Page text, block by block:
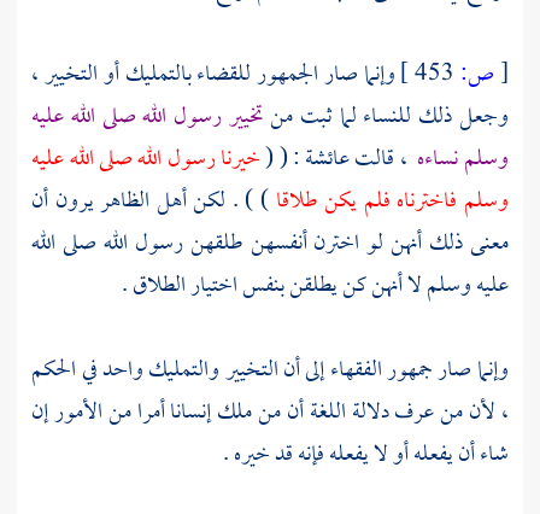
[ص:
وإنما صار الجمهور للقضاء بالتمليك أو التخيير ،
وجعل ذلك للنساء لما ثبت منتخيير رسول الله صلى الله عليه
وسلم نساءه ، قالتعائشة: ( (خيرنا رسول الله صلى الله عليه
وسلم فاخترناه فلم يكن طلاقا) ) . لكن أهل الظاهر يرون أن
معنى ذلك أنهن لو اخترن أنفسهن طلقهن رسول الله صلى الله
عليه وسلم لا أنهن كن يطلقن بنفس اختيار الطلاق .
وإنما صار جمهور الفقهاء إلى أن التخيير والتمليك واحد في الحكم
، لأن من عرف دلالة اللغة أن من ملك إنسانا أمرا من الأمور إن
شاء أن يفعله أو لا يفعله فإنه قد خيره .